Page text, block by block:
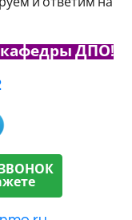
кафедры ДПО!